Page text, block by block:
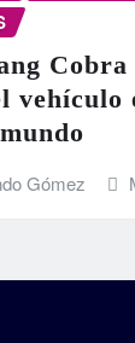
Cobra
vehículo
Gómez